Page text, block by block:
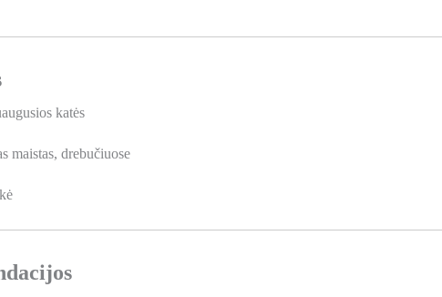
katės
maistas, drebučiuose